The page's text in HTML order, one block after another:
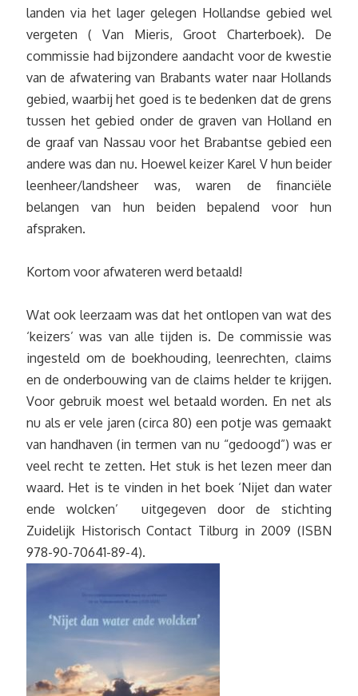
landen via het lager gelegen Hollandse gebied wel
vergeten ( Van Mieris, Groot Charterboek). De
commissie had bijzondere aandacht voor de kwestie
van de afwatering van Brabants water naar Hollands
gebied, waarbij het goed is te bedenken dat de grens
tussen het gebied onder de graven van Holland en
de graaf van Nassau voor het Brabantse gebied een
andere was dan nu. Hoewel keizer Karel V hun beider
leenheer/landsheer was, waren de financiële
belangen van hun beiden bepalend voor hun
afspraken.
Kortom voor afwateren werd betaald!
Wat ook leerzaam was dat het ontlopen van wat des
‘keizers’ was van alle tijden is. De commissie was
ingesteld om de boekhouding, leenrechten, claims
en de onderbouwing van de claims helder te krijgen.
Voor gebruik moest wel betaald worden. En net als
nu als er vele jaren (circa 80) een potje was gemaakt
van handhaven (in termen van nu “gedoogd”) was er
veel recht te zetten. Het stuk is het lezen meer dan
waard. Het is te vinden in het boek ‘Nijet dan water
ende wolcken’ uitgegeven door de stichting
Zuidelijk Historisch Contact Tilburg in 2009 (ISBN
978-90-70641-89-4).